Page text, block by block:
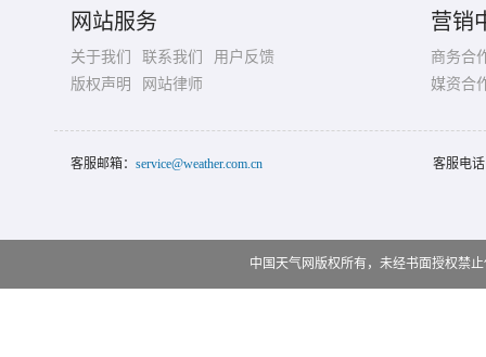
网站服务
关于我们 联系我们
用户反馈
版权声明
网站律师
营销
商务合
媒资合
客服邮箱： service@weather.com.cn 客服电
中国天气网版权所有，未经书面授权